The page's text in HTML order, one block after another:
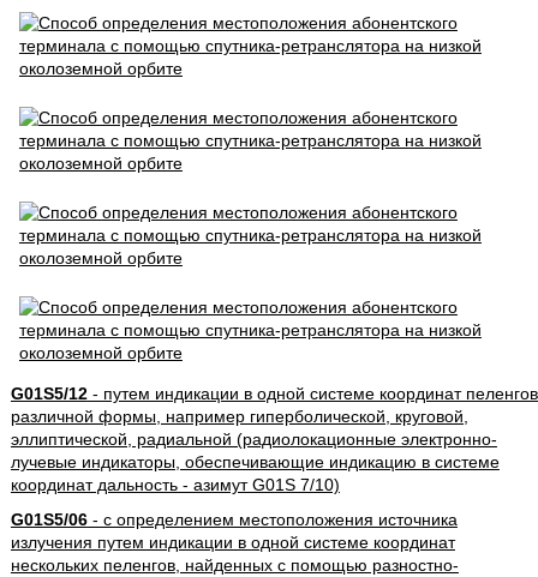
G01S5/12- путем индикации в одной системе координат пеленгов
различной формы, например гиперболической, круговой,
эллиптической, радиальной (радиолокационные электронно-
лучевые индикаторы, обеспечивающие индикацию в системе
координат дальность - азимут G01S 7/10)
G01S5/06- с определением местоположения источника
излучения путем индикации в одной системе координат
нескольких пеленгов, найденных с помощью разностно-